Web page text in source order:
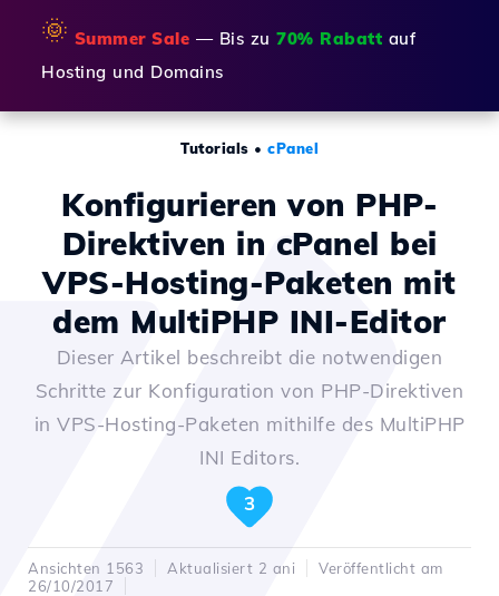
🌞 Summer Sale — Bis zu 70% Rabatt auf
Hosting und Domains
Tutorials • cPanel
Konfigurieren von PHP-
Direktiven in cPanel bei
VPS-Hosting-Paketen mit
dem MultiPHP INI-Editor
Dieser Artikel beschreibt die notwendigen
Schritte zur Konfiguration von PHP-Direktiven
in VPS-Hosting-Paketen mithilfe des MultiPHP
INI Editors.
3
Ansichten 1563 Aktualisiert 2 ani
Veröffentlicht am
26/10/2017